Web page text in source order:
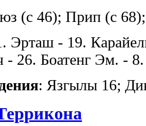
(с 46); Прип (с
Эрташ - 19.
- 26. Боатенг Эм. -
: Язгылы 16;